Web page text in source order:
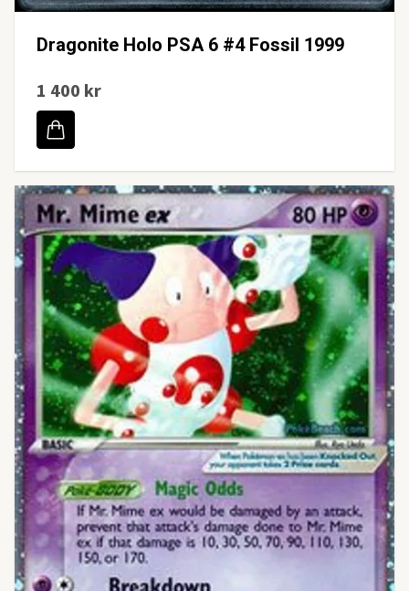
Dragonite Holo PSA 6 #4 Fossil 1999
1 400 kr